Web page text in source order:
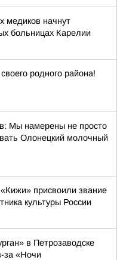
медиков начнут
больницах Карелии
родного района!
Мы намерены не просто
Олонецкий молочный
присвоили звание
культуры России
в Петрозаводске
за «Ночи